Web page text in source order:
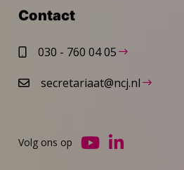
Contact
030 - 760 04 05
secretariaat@ncj.nl
Volg ons op
Ga
Ga